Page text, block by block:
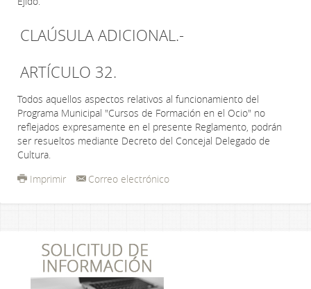
CLAÚSULA ADICIONAL.-
ARTÍCULO 32.
Todos aquellos aspectos relativos al funcionamiento del
Programa Municipal "Cursos de Formación en el Ocio" no
reflejados expresamente en el presente Reglamento, podrán
ser resueltos mediante Decreto del Concejal Delegado de
Cultura.
Imprimir
Correo electrónico